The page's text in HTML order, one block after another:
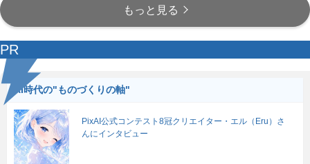
もっと見る
PR
AI時代の"ものづくりの軸"
PixAI公式コンテスト8冠クリエイター・エル（Eru）さ
んにインタビュー